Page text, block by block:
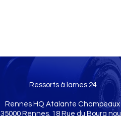
Ressorts à lames 24
Rennes HQ Atalante Champeaux
35000 Rennes, 18 Rue du Bourg